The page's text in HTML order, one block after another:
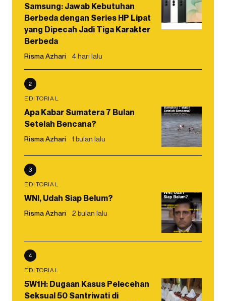
Samsung: Jawab Kebutuhan
Berbeda dengan Series HP Lipat
yang Dipecah Jadi Tiga Karakter
Berbeda
Risma Azhari 4 hari lalu
2
EDITORIAL
Apa Kabar Sumatera 7 Bulan
Setelah Bencana?
Risma Azhari 1 bulan lalu
3
EDITORIAL
WNI, Udah Siap Belum?
Risma Azhari 2 bulan lalu
4
EDITORIAL
5W1H: Dugaan Kasus Pelecehan
Seksual 50 Santriwati di